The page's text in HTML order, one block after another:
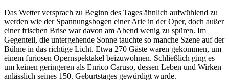
Das Wetter versprach zu Beginn des Tages ähnlich aufwühlend zu
werden wie der Spannungsbogen einer Arie in der Oper, doch außer
einer frischen Brise war davon am Abend wenig zu spüren. Im
Gegenteil, die untergehende Sonne tauchte so manche Szene auf der
Bühne in das richtige Licht. Etwa 270 Gäste waren gekommen, um
einem furiosen Opernspektakel beizuwohnen. Schließlich ging es
um keinen geringeren als Enrico Caruso, dessen Leben und Wirken
anlässlich seines 150. Geburtstages gewürdigt wurde.